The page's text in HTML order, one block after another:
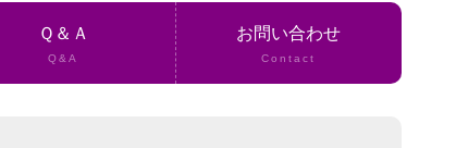
Ｑ＆Ａ
Q&A
お問い合わせ
Contact